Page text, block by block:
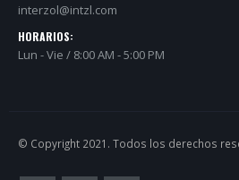
interzol@intzl.com
HORARIOS:
Lun - Vie / 8:00 AM - 5:00 PM
© Copyright 2021. Todos los derechos